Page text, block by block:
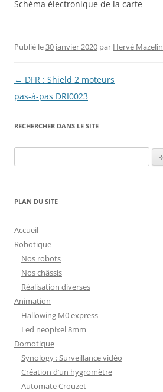
Schéma électronique de la carte
Publié le30 janvier 2020 par Hervé Mazelin
Navigation
des
← DFR : Shield 2 moteurs
pas-à-pas DRI0023
RECHERCHER DANS LE SITE
PLAN DU SITE
Accueil
Robotique
Nos robots
Nos châssis
Réalisation diverses
Animation
Hallowing M0 express
Led neopixel 8mm
Domotique
Synology : Surveillance vidéo
Création d’un hygromètre
Automate Crouzet